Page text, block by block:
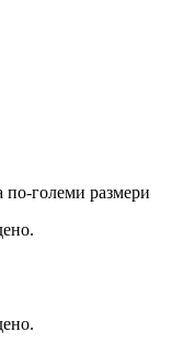
големи размери